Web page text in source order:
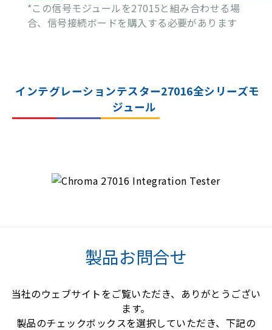
*この信号モジュールを27015と組み合わせる場
合、信号接続ボードを購入する必要があります
インテグレーションテスター27016全シリーズモ
ジュール
製品お問合せ
当社のウェブサイトをご覧いただき、ありがとうござい
ます。
製品のチェックボックスを選択していただき、下記の